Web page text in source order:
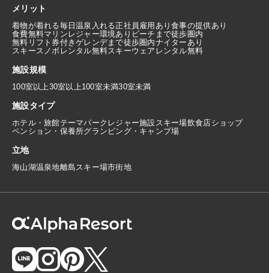
メリット
着物が着れる毎日温泉入れる正社員雇用あり食事の提供あり
食費無料マリンレジャー環境あり ビーチまで徒歩圏内
無料リフト券付きゲレンデまで徒歩圏内ナイターあり
スキースノボレンタル無料スキーウェアレンタル無料
施設規模
100室以上30室以上100室未満30室未満
施設タイプ
ホテル・旅館テーマパーク レジャー施設スキー場飲食店ショップ
ペンション・保養所グランピング・キャンプ場
立地
海山湖温泉地離島スキー場市街地